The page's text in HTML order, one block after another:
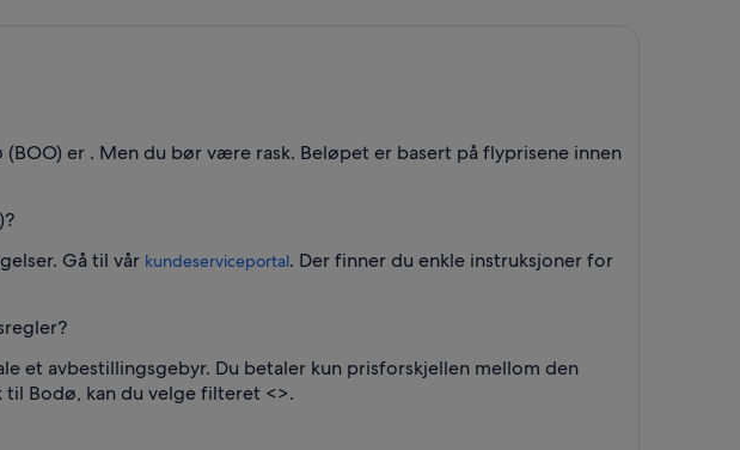
er . Men du bør være rask. Beløpet er basert på flyprisene innen
Gå til vår kundeserviceportal. Der finner du enkle instruksjoner for
et avbestillingsgebyr. Du betaler kun prisforskjellen mellom den
Bodø, kan du velge filteret <>.